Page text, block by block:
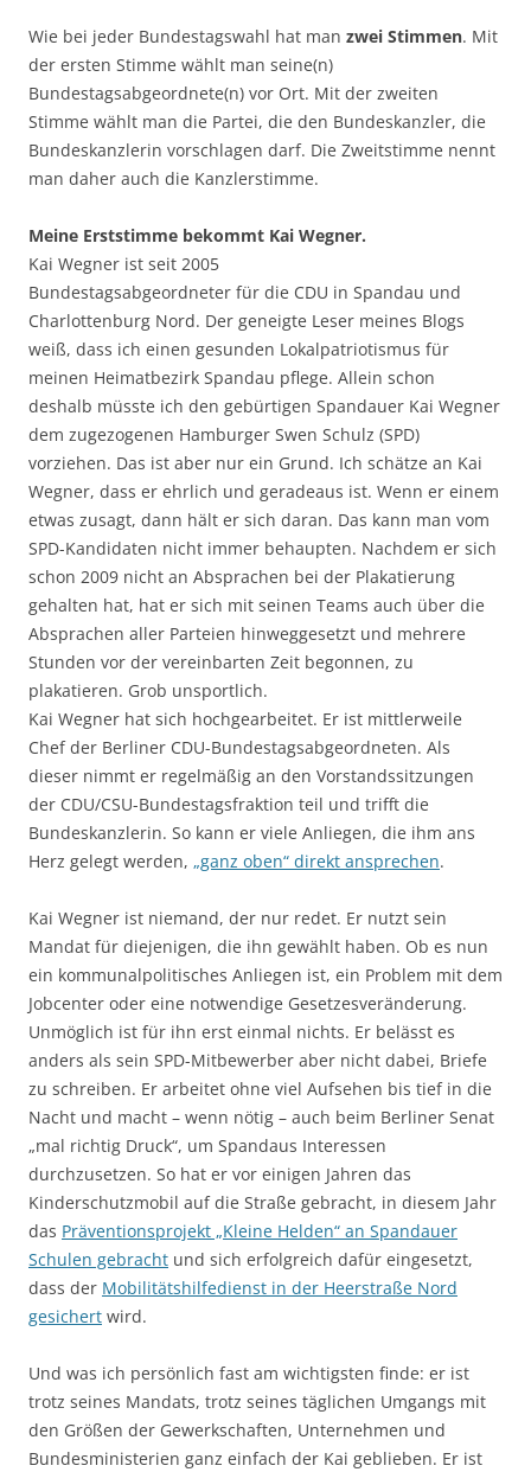
Wie bei jeder Bundestagswahl hat man zwei Stimmen. Mit
der ersten Stimme wählt man seine(n)
Bundestagsabgeordnete(n) vor Ort. Mit der zweiten
Stimme wählt man die Partei, die den Bundeskanzler, die
Bundeskanzlerin vorschlagen darf. Die Zweitstimme nennt
man daher auch die Kanzlerstimme.
Meine Erststimme bekommt Kai Wegner.
Kai Wegner ist seit 2005
Bundestagsabgeordneter für die CDU in Spandau und
Charlottenburg Nord. Der geneigte Leser meines Blogs
weiß, dass ich einen gesunden Lokalpatriotismus für
meinen Heimatbezirk Spandau pflege. Allein schon
deshalb müsste ich den gebürtigen Spandauer Kai Wegner
dem zugezogenen Hamburger Swen Schulz (SPD)
vorziehen. Das ist aber nur ein Grund. Ich schätze an Kai
Wegner, dass er ehrlich und geradeaus ist. Wenn er einem
etwas zusagt, dann hält er sich daran. Das kann man vom
SPD-Kandidaten nicht immer behaupten. Nachdem er sich
schon 2009 nicht an Absprachen bei der Plakatierung
gehalten hat, hat er sich mit seinen Teams auch über die
Absprachen aller Parteien hinweggesetzt und mehrere
Stunden vor der vereinbarten Zeit begonnen, zu
plakatieren. Grob unsportlich.
Kai Wegner hat sich hochgearbeitet. Er ist mittlerweile
Chef der Berliner CDU-Bundestagsabgeordneten. Als
dieser nimmt er regelmäßig an den Vorstandssitzungen
der CDU/CSU-Bundestagsfraktion teil und trifft die
Bundeskanzlerin. So kann er viele Anliegen, die ihm ans
Herz gelegt werden, „ganz oben“ direkt ansprechen.
Kai Wegner ist niemand, der nur redet. Er nutzt sein
Mandat für diejenigen, die ihn gewählt haben. Ob es nun
ein kommunalpolitisches Anliegen ist, ein Problem mit dem
Jobcenter oder eine notwendige Gesetzesveränderung.
Unmöglich ist für ihn erst einmal nichts. Er belässt es
anders als sein SPD-Mitbewerber aber nicht dabei, Briefe
zu schreiben. Er arbeitet ohne viel Aufsehen bis tief in die
Nacht und macht – wenn nötig – auch beim Berliner Senat
„mal richtig Druck“, um Spandaus Interessen
durchzusetzen. So hat er vor einigen Jahren das
Kinderschutzmobil auf die Straße gebracht, in diesem Jahr
das Präventionsprojekt „Kleine Helden“ an Spandauer
Schulen gebracht und sich erfolgreich dafür eingesetzt,
dass der Mobilitätshilfedienst in der Heerstraße Nord
gesichert wird.
Und was ich persönlich fast am wichtigsten finde: er ist
trotz seines Mandats, trotz seines täglichen Umgangs mit
den Größen der Gewerkschaften, Unternehmen und
Bundesministerien ganz einfach der Kai geblieben. Er ist